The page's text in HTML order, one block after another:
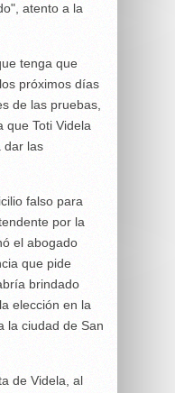
atento a la
tenga que
próximos días
de las pruebas,
que Toti Videla
dar las
falso para
por la
el abogado
que pide
brindado
elección en la
la ciudad de San
de Videla, al